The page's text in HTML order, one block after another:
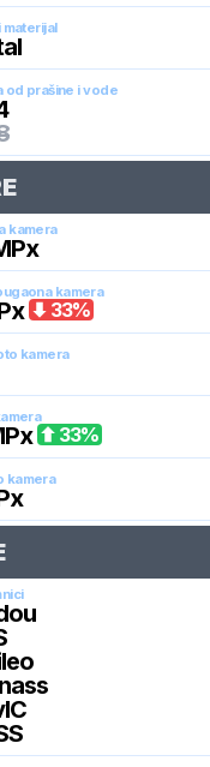
materijal
od prašine i vode
kamera
kamera
33%
kamera
33%
kamera